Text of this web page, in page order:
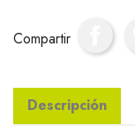
Compartir
Descripción